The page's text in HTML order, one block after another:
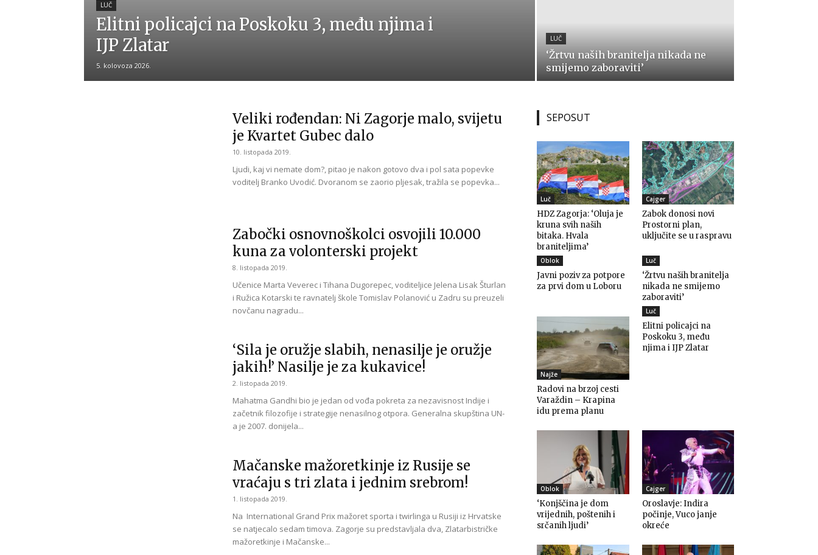
LUČ
Elitni policajci na Poskoku 3, među njima i
IJP Zlatar
5. kolovoza 2026.
LUČ
‘Žrtvu naših branitelja nikada ne
smijemo zaboraviti’
Veliki rođendan: Ni Zagorje malo, svijetu
je Kvartet Gubec dalo
10. listopada 2019.
Ljudi, kaj vi nemate dom?, pitao je nakon gotovo dva i pol sata popevke
voditelj Branko Uvodić. Dvoranom se zaorio pljesak, tražila se popevka...
Zabočki osnovnoškolci osvojili 10.000
kuna za volonterski projekt
8. listopada 2019.
Učenice Marta Veverec i Tihana Dugorepec, voditeljice Jelena Lisak Šturlan
i Ružica Kotarski te ravnatelj škole Tomislav Polanović u Zadru su preuzeli
novčanu nagradu...
‘Sila je oružje slabih, nenasilje je oružje
jakih!’ Nasilje je za kukavice!
2. listopada 2019.
Mahatma Gandhi bio je jedan od vođa pokreta za nezavisnost Indije i
začetnik filozofije i strategije nenasilnog otpora. Generalna skupština UN-
a je 2007. donijela...
Mačanske mažoretkinje iz Rusije se
vraćaju s tri zlata i jednim srebrom!
1. listopada 2019.
Na International Grand Prix mažoret sporta i twirlinga u Rusiji iz Hrvatske
se natjecalo sedam timova. Zagorje su predstavljala dva, Zlatarbistričke
mažoretkinje i Mačanske...
SEPOSUT
Luč
HDZ Zagorja: ‘Oluja je
kruna svih naših
bitaka. Hvala
braniteljima’
Cajger
Zabok donosi novi
Prostorni plan,
uključite se u raspravu
Oblok
Javni poziv za potpore
za prvi dom u Loboru
Luč
‘Žrtvu naših branitelja
nikada ne smijemo
zaboraviti’
Najže
Radovi na brzoj cesti
Varaždin – Krapina
idu prema planu
Luč
Elitni policajci na
Poskoku 3, među
njima i IJP Zlatar
Oblok
‘Konjščina je dom
vrijednih, poštenih i
srčanih ljudi’
Cajger
Oroslavje: Indira
počinje, Vuco janje
okreće